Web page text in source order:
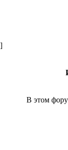
В этом